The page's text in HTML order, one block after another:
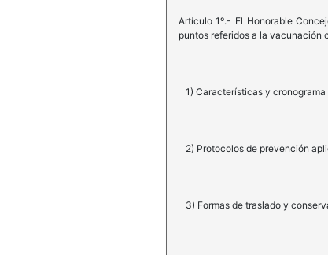
Artículo 1º.- El Honorable
puntos referidos a la vacunación
1) Características y
2) Protocolos de prevención
3) Formas de traslado y